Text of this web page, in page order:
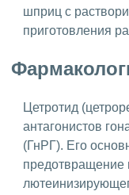
шприц с
приготовления
Цетротид
антагонистов
(ГнРГ). Его
предотвращение